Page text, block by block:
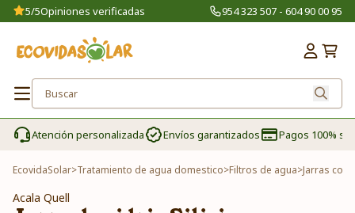
5/5Opiniones verificadas 954 323 507 - 604 90 00 95
Atención personalizada Envíos garantizados Pagos 100%
EcovidaSolar>Tratamiento de agua domestico>Filtros de agua>Jarras con
Acala Quell